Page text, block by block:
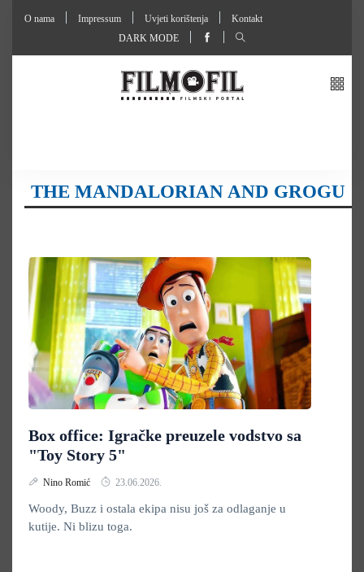
O nama Impressum Uvjeti korištenja
Kontakt
DARK MODE
THE MANDALORIAN AND GROGU
Box office: Igračke preuzele vodstvo sa
"Toy Story 5"
Nino Romić 23.06.2026.
Woody, Buzz i ostala ekipa nisu još za odlaganje u
kutije. Ni blizu toga.